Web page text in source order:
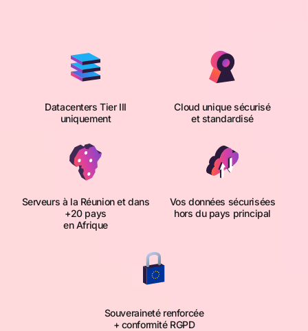
Datacenters Tier III
uniquement
Cloud unique sécurisé
et standardisé
Serveurs à la Réunion et dans
+20 pays
en Afrique
Vos données sécurisées
hors du pays principal
Souveraineté renforcée
+ conformité RGPD